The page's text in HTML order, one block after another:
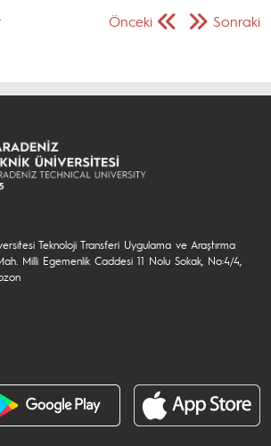
Önceki Sonraki
Teknoloji Transferi Uygulama ve Araştırma
Milli Egemenlik Caddesi 11 Nolu Sokak, No:4/4,